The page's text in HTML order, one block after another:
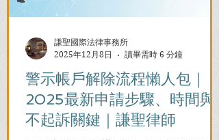
警示帳戶解除流程懶人包｜
2025最新申請步驟、時間與
不起訴關鍵｜謙聖律師
謙聖國際法律事務所
2025年12月8日
讀畢需時 6 分鐘